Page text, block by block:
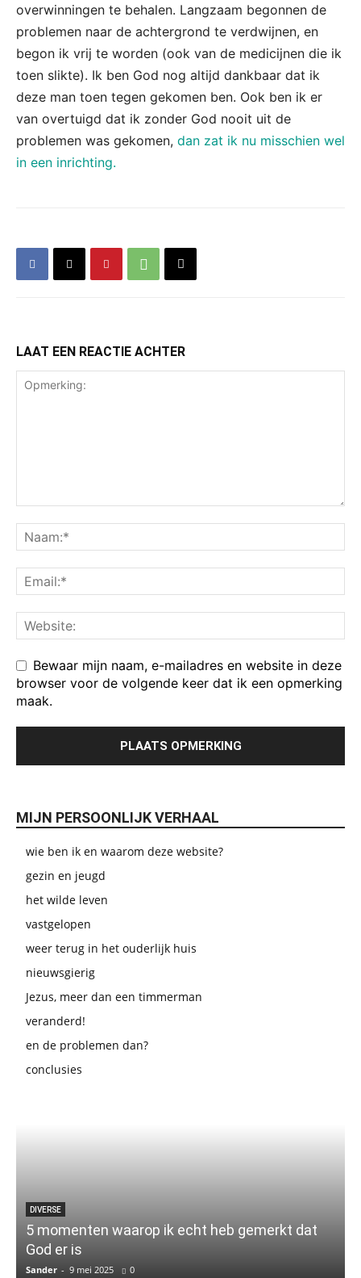
overwinningen te behalen. Langzaam begonnen de
problemen naar de achtergrond te verdwijnen, en
begon ik vrij te worden (ook van de medicijnen die ik
toen slikte). Ik ben God nog altijd dankbaar dat ik
deze man toen tegen gekomen ben. Ook ben ik er
van overtuigd dat ik zonder God nooit uit de
problemen was gekomen, dan zat ik nu misschien wel
in een inrichting.
LAAT EEN REACTIE ACHTER
Bewaar mijn naam, e-mailadres en website in deze
browser voor de volgende keer dat ik een opmerking
maak.
MIJN PERSOONLIJK VERHAAL
wie ben ik en waarom deze website?
gezin en jeugd
het wilde leven
vastgelopen
weer terug in het ouderlijk huis
nieuwsgierig
Jezus, meer dan een timmerman
veranderd!
en de problemen dan?
conclusies
DIVERSE
5 momenten waarop ik echt heb gemerkt dat
God er is
Sander - 9 mei 2025 0